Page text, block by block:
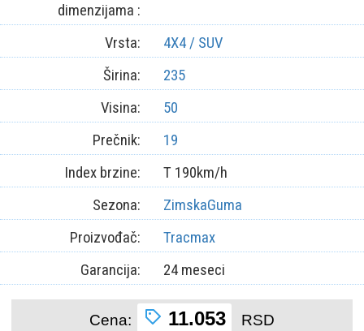
dimenzijama :
Vrsta:
4X4 / SUV
Širina:
235
Visina:
50
Prečnik:
19
Index brzine:
T 190km/h
Sezona:
ZimskaGuma
Proizvođač:
Tracmax
Garancija:
24 meseci
Cena: 11.053 RSD